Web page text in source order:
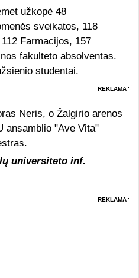
užkopė 48
sveikatos, 118
Farmacijos, 157
fakulteto absolventas.
studentai.
REKLAMA
Neris, o Žalgirio arenos
ansamblio "Ave Vita"
universiteto inf.
REKLAMA